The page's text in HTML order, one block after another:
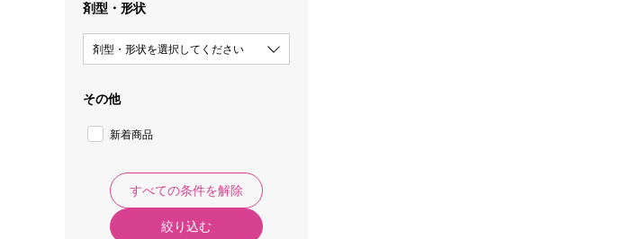
剤型・形状
剤型・形状を選択してください
その他
新着商品
すべての条件を解除
絞り込む